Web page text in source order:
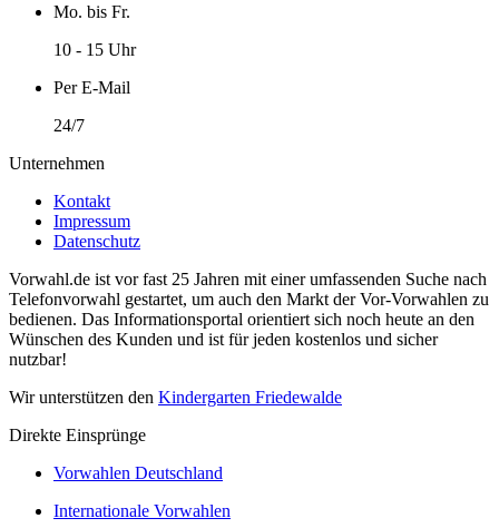
Mo. bis Fr.
10 - 15 Uhr
Per E-Mail
24/7
Unternehmen
Kontakt
Impressum
Datenschutz
Vorwahl.de ist vor fast 25 Jahren mit einer umfassenden Suche nach
Telefonvorwahl gestartet, um auch den Markt der Vor-Vorwahlen zu
bedienen. Das Informationsportal orientiert sich noch heute an den
Wünschen des Kunden und ist für jeden kostenlos und sicher
nutzbar!
Wir unterstützen den Kindergarten Friedewalde
Direkte Einsprünge
Vorwahlen Deutschland
Internationale Vorwahlen